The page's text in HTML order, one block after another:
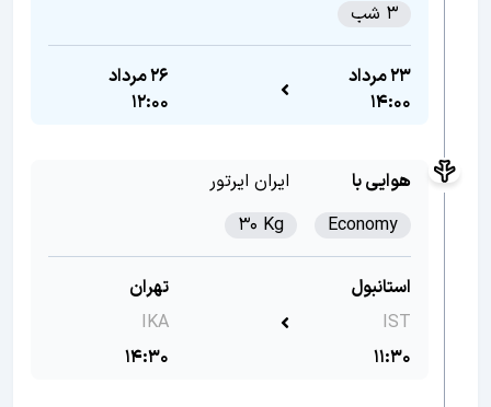
3 شب
23 مرداد
14:00
26 مرداد
12:00
هوایی با
ایران ایرتور
Economy
30 Kg
استانبول
IST
11:30
تهران
IKA
14:30